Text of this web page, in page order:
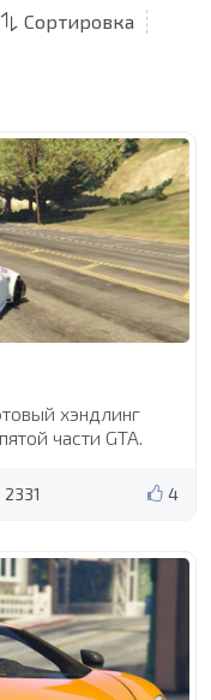
Сортировка
хэндлинг
части GTA.
4
2331